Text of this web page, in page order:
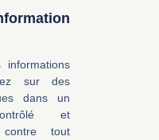
informations
sur des
dans un
et
contre tout